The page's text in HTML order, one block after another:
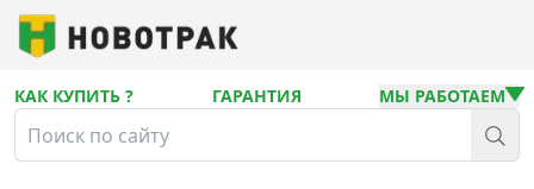
КАК КУПИТЬ ? ГАРАНТИЯ МЫ РАБОТАЕМ